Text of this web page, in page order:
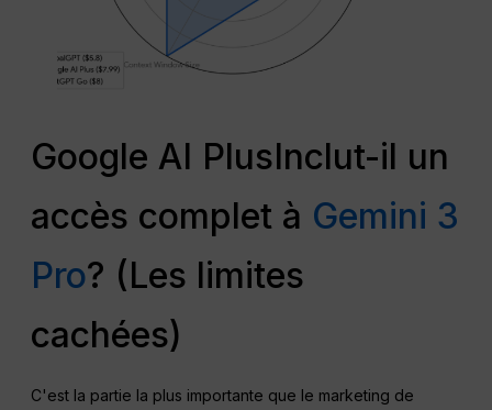
Google AI PlusInclut-il un
accès complet à Gemini 3
Pro? (Les limites
cachées)
C'est la partie la plus importante que le marketing de